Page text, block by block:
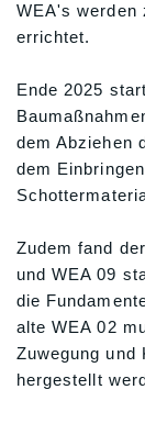
WEA's werden
errichtet.
Ende 2025
dem Abziehen
dem
Zudem fand
und WEA 09
die
alte WEA 02
Zuwegung und
hergestellt